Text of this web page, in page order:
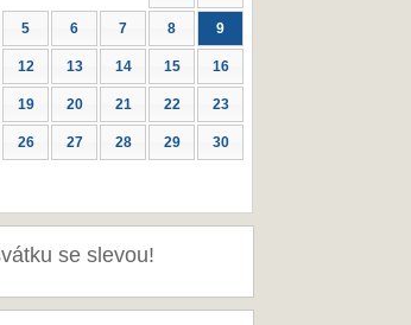
5 6 7 8 9
12 13 14 15 16
19 20 21 22 23
26 27 28 29 30
se slevou!